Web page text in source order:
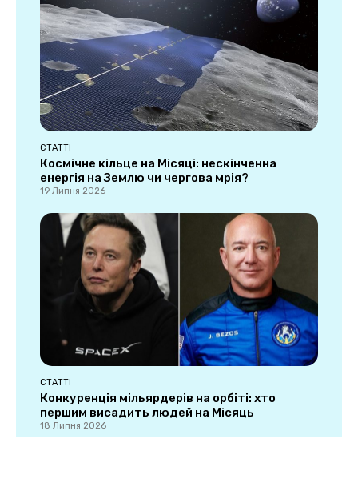
СТАТТІ
Космічне кільце на Місяці: нескінченна
енергія на Землю чи чергова мрія?
19 Липня 2026
СТАТТІ
Конкуренція мільярдерів на орбіті: хто
першим висадить людей на Місяць
18 Липня 2026